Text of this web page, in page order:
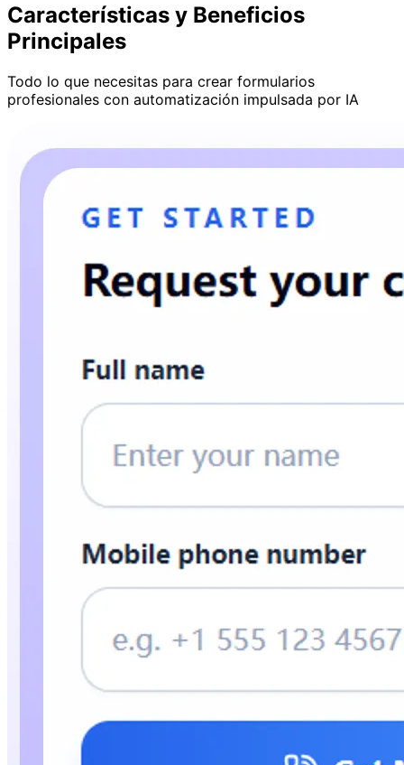
Características y Beneficios
Principales
Todo lo que necesitas para crear formularios
profesionales con automatización impulsada por IA